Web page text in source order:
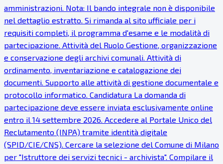
amministrazioni. Nota: Il bando integrale non è disponibile
nel dettaglio estratto. Si rimanda al sito ufficiale per i
requisiti completi, il programma d'esame e le modalità di
partecipazione. Attività del Ruolo Gestione, organizzazione
e conservazione degli archivi comunali. Attività di
ordinamento, inventariazione e catalogazione dei
documenti. Supporto alle attività di gestione documentale e
protocollo informatico. Candidatura La domanda di
partecipazione deve essere inviata esclusivamente online
entro il 14 settembre 2026. Accedere al Portale Unico del
Reclutamento (INPA) tramite identità digitale
(SPID/CIE/CNS). Cercare la selezione del Comune di Milano
per "Istruttore dei servizi tecnici - archivista". Compilare il